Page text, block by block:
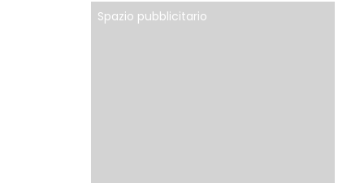
Spazio pubblicitario